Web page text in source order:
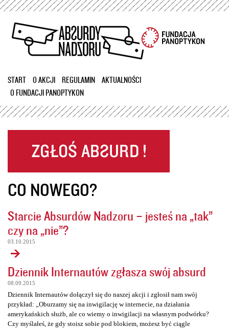
Przejdź
treści
START O AKCJI REGULAMIN
AKTUALNOŚCI
O FUNDACJI PANOPTYKON
CO NOWEGO?
Starcie Absurdów Nadzoru – jesteś na „tak”
czy na „nie”?
03.10.2015
Dziennik Internautów zgłasza swój absurd
08.09.2015
Dziennik Internautów dołączył się do naszej akcji i zgłosił nam swój
przykład: „Oburzamy się na inwigilację w internecie, na działania
amerykańskich służb, ale co wiemy o inwigilacji na własnym podwórku?
Czy myślałeś, że gdy stoisz sobie pod blokiem, możesz być ciągle